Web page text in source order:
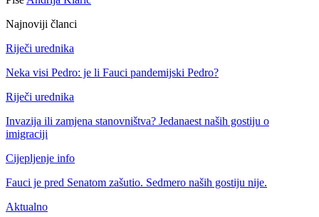
Najnoviji članci
Riječi urednika
Neka visi Pedro: je li Fauci pandemijski Pedro?
Riječi urednika
Invazija ili zamjena stanovništva? Jedanaest naših gostiju o
imigraciji
Cijepljenje info
Fauci je pred Senatom zašutio. Sedmero naših gostiju nije.
Aktualno